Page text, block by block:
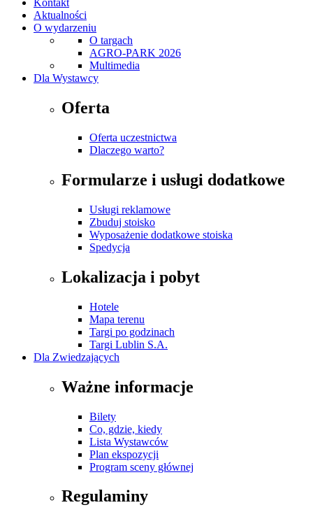
Kontakt
Aktualności
O wydarzeniu
O targach
AGRO-PARK 2026
Multimedia
Dla Wystawcy
Oferta
Oferta uczestnictwa
Dlaczego warto?
Formularze i usługi dodatkowe
Usługi reklamowe
Zbuduj stoisko
Wyposażenie dodatkowe stoiska
Spedycja
Lokalizacja i pobyt
Hotele
Mapa terenu
Targi po godzinach
Targi Lublin S.A.
Dla Zwiedzających
Ważne informacje
Bilety
Co, gdzie, kiedy
Lista Wystawców
Plan ekspozycji
Program sceny głównej
Regulaminy